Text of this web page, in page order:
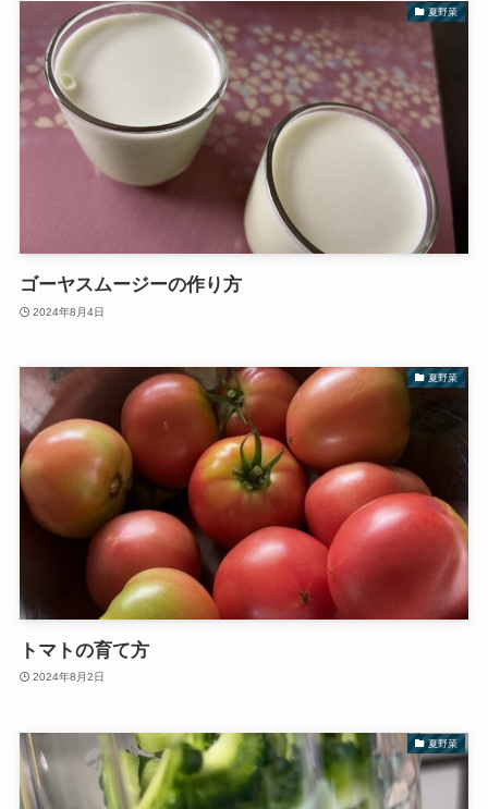
夏野菜
ゴーヤスムージーの作り方
2024年8月4日
夏野菜
トマトの育て方
2024年8月2日
夏野菜